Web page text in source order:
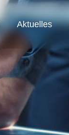
Aktuelles